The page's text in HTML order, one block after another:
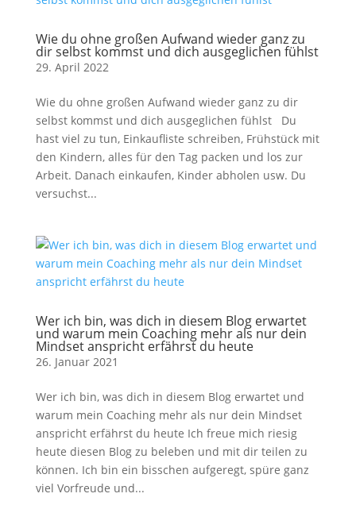
Wie du ohne großen Aufwand wieder ganz zu
dir selbst kommst und dich ausgeglichen fühlst
29. April 2022
Wie du ohne großen Aufwand wieder ganz zu dir
selbst kommst und dich ausgeglichen fühlst Du
hast viel zu tun, Einkaufliste schreiben, Frühstück mit
den Kindern, alles für den Tag packen und los zur
Arbeit. Danach einkaufen, Kinder abholen usw. Du
versuchst...
Wer ich bin, was dich in diesem Blog erwartet
und warum mein Coaching mehr als nur dein
Mindset anspricht erfährst du heute
26. Januar 2021
Wer ich bin, was dich in diesem Blog erwartet und
warum mein Coaching mehr als nur dein Mindset
anspricht erfährst du heute Ich freue mich riesig
heute diesen Blog zu beleben und mit dir teilen zu
können. Ich bin ein bisschen aufgeregt, spüre ganz
viel Vorfreude und...